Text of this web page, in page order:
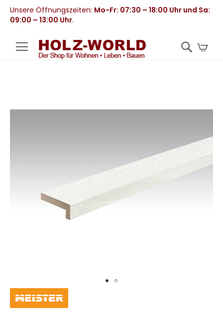
Unsere Öffnungszeiten: Mo-Fr: 07:30 – 18:00 Uhr und Sa:
09:00 – 13:00 Uhr.
Zum
Anfang